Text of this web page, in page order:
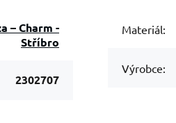
-
Stříbro
2302707
Materiál:
Výrobce: